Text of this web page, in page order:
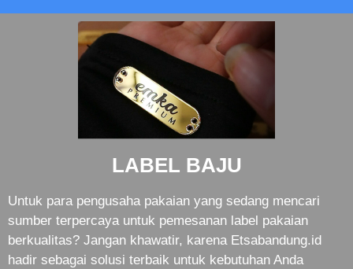
LABEL BAJU
Untuk para pengusaha pakaian yang sedang mencari
sumber terpercaya untuk pemesanan label pakaian
berkualitas? Jangan khawatir, karena Etsabandung.id
hadir sebagai solusi terbaik untuk kebutuhan Anda